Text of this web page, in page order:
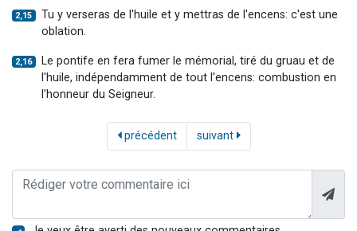
2,15
Tu y verseras de l'huile et y mettras de l'encens: c'est une
oblation.
2,16
Le pontife en fera fumer le mémorial, tiré du gruau et de
l'huile, indépendamment de tout l'encens: combustion en
l'honneur du Seigneur.
précédent suivant